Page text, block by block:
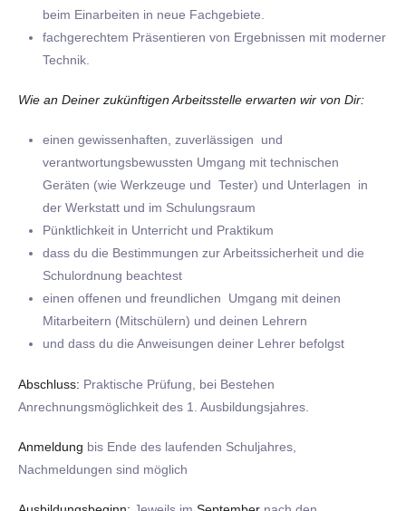
beim Einarbeiten in neue Fachgebiete.
fachgerechtem Präsentieren von Ergebnissen mit moderner
Technik.
Wie an Deiner zukünftigen Arbeitsstelle erwarten wir von Dir:
einen gewissenhaften, zuverlässigen und
verantwortungsbewussten Umgang mit technischen
Geräten (wie Werkzeuge und Tester) und Unterlagen in
der Werkstatt und im Schulungsraum
Pünktlichkeit in Unterricht und Praktikum
dass du die Bestimmungen zur Arbeitssicherheit und die
Schulordnung beachtest
einen offenen und freundlichen Umgang mit deinen
Mitarbeitern (Mitschülern) und deinen Lehrern
und dass du die Anweisungen deiner Lehrer befolgst
Abschluss: Praktische Prüfung, bei Bestehen
Anrechnungsmöglichkeit des 1. Ausbildungsjahres.
Anmeldung bis Ende des laufenden Schuljahres,
Nachmeldungen sind möglich